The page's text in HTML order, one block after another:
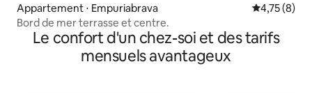
Appartement ⋅ Empuriabrava Évaluation
4,75 (8)
Bord de mer terrasse et centre.
Le confort d'un chez-soi et des tarifs
mensuels avantageux